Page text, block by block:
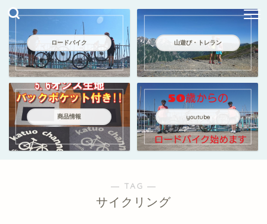
ロードバイク 山遊び・トレラン
商品情報 youtube
― TAG ―
サイクリング